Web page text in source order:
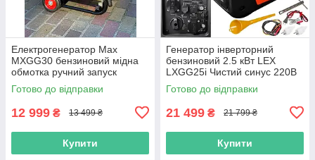
Електрогенератор Max
MXGG30 бензиновий мідна
обмотка ручний запуск
Генератор для дому дачі
будівництва 220в
Готово до відправки
12 999 ₴ 13 499 ₴
Купити
Генератор інверторний
бензиновий 2.5 кВт LEX
LXGG25i Чистий синус 220В
Бензогенератор мідна
обмотка ECO
Готово до відправки
21 499 ₴ 21 799 ₴
Купити